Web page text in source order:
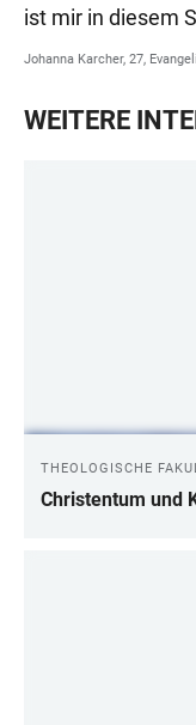
ist mir in diesem
Johanna Karcher, 27,
WEITERE
THEOLOGISCHE
Christentum und